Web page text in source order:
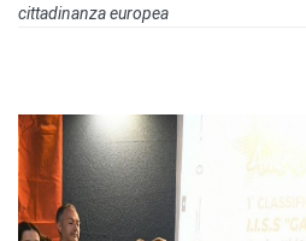
cittadinanza europea